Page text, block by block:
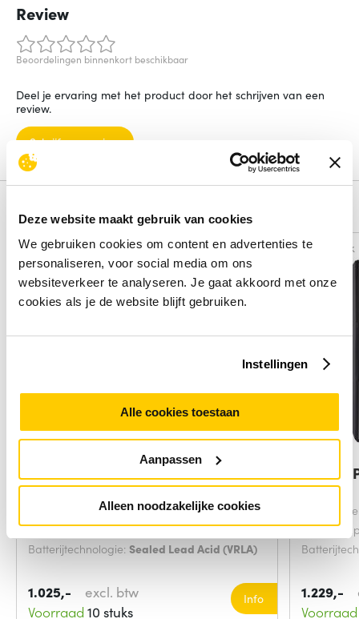
Deze website maakt gebruik van cookies
We gebruiken cookies om content en advertenties te
personaliseren, voor social media om ons
websiteverkeer te analyseren. Je gaat akkoord met onze
cookies als je de website blijft gebruiken.
Instellingen
Alle cookies toestaan
Aanpassen
Alleen noodzakelijke cookies
Review
Beoordelingen binnenkort beschikbaar
Deel je ervaring met het product door het schrijven van een
review.
Schrijf een review
Alternatieven
Vergelijk
Eaton 5PXEBM72RT2UG2 UPS-
accu Sealed Lead
Accu/Batterij voltage:12 Volt
Batterij capaciteit:9 Ampère-uur
Batterijtechnologie: Sealed Lead Acid (VRLA)
1.025,-
excl. btw
Voorraad 10 stuks
Info
Vergelijk
Eaton
Acid
Accu/
Batterij
1.229,-
Voorraad